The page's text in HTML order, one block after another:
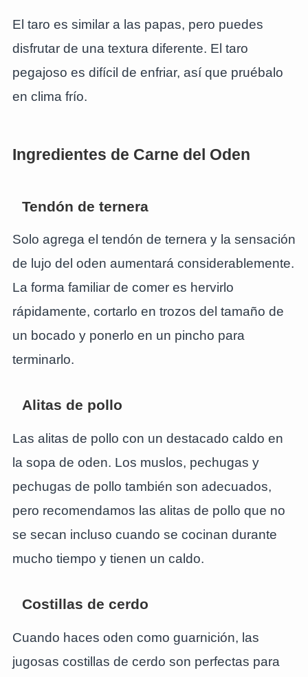
El taro es similar a las papas, pero puedes
disfrutar de una textura diferente. El taro
pegajoso es difícil de enfriar, así que pruébalo
en clima frío.
Ingredientes de Carne del Oden
Tendón de ternera
Solo agrega el tendón de ternera y la sensación
de lujo del oden aumentará considerablemente.
La forma familiar de comer es hervirlo
rápidamente, cortarlo en trozos del tamaño de
un bocado y ponerlo en un pincho para
terminarlo.
Alitas de pollo
Las alitas de pollo con un destacado caldo en
la sopa de oden. Los muslos, pechugas y
pechugas de pollo también son adecuados,
pero recomendamos las alitas de pollo que no
se secan incluso cuando se cocinan durante
mucho tiempo y tienen un caldo.
Costillas de cerdo
Cuando haces oden como guarnición, las
jugosas costillas de cerdo son perfectas para